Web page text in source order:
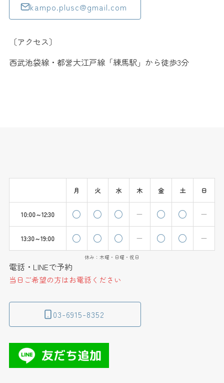
kampo.plusc@gmail.com
〔アクセス〕
西武池袋線・都営大江戸線「練馬駅」から徒歩3分
月 火 水 木 金 土 日
10:00～12:30
13:30～19:00
休み：木曜・日曜・祝日
電話・LINEで予約
当日ご希望の方はお電話ください
03-6915-8352